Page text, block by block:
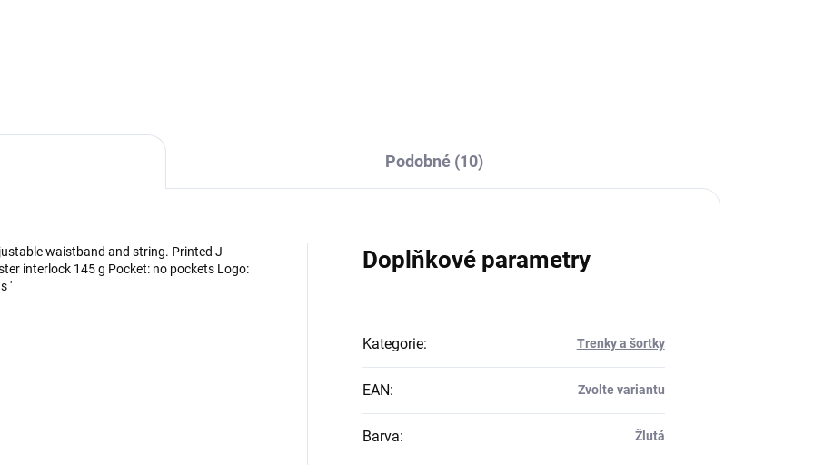
Podobné (10)
waistband and string. Printed J
interlock 145 g Pocket: no pockets Logo:
'
Doplňkové parametry
Kategorie: Trenky a šortky
EAN: Zvolte variantu
Barva: Žlutá